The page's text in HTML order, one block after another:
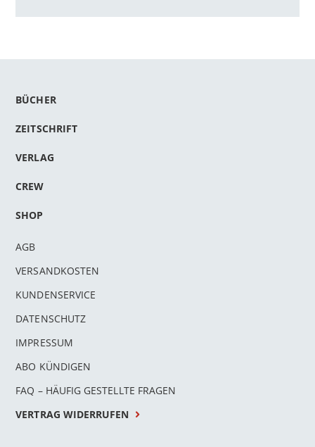
BÜCHER
ZEITSCHRIFT
VERLAG
CREW
SHOP
AGB
VERSANDKOSTEN
KUNDENSERVICE
DATENSCHUTZ
IMPRESSUM
ABO KÜNDIGEN
FAQ – HÄUFIG GESTELLTE FRAGEN
VERTRAG WIDERRUFEN